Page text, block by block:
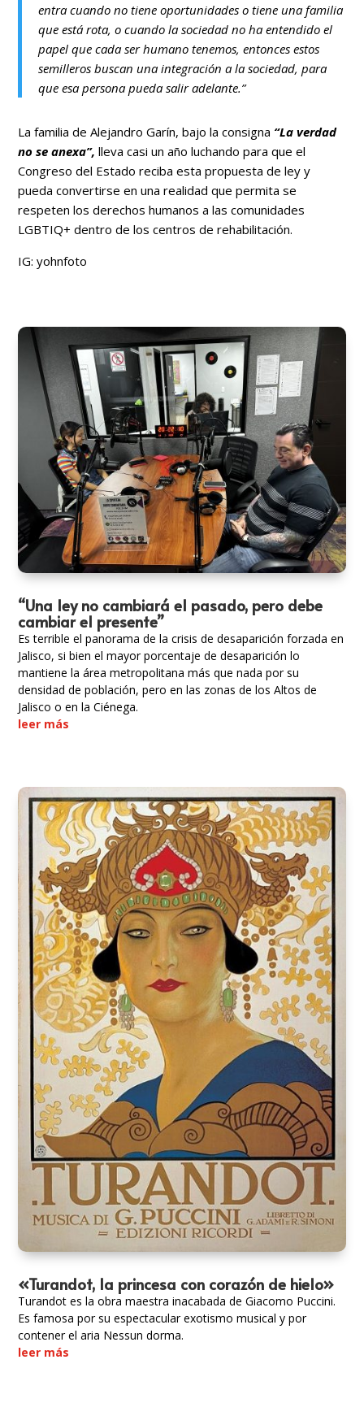
entra cuando no tiene oportunidades o tiene una familia
que está rota, o cuando la sociedad no ha entendido el
papel que cada ser humano tenemos, entonces estos
semilleros buscan una integración a la sociedad, para
que esa persona pueda salir adelante.”
La familia de Alejandro Garín, bajo la consigna “La verdad
no se anexa”, lleva casi un año luchando para que el
Congreso del Estado reciba esta propuesta de ley y
pueda convertirse en una realidad que permita se
respeten los derechos humanos a las comunidades
LGBTIQ+ dentro de los centros de rehabilitación.
IG: yohnfoto
“Una ley no cambiará el pasado, pero debe
cambiar el presente”
Es terrible el panorama de la crisis de desaparición forzada en
Jalisco, si bien el mayor porcentaje de desaparición lo
mantiene la área metropolitana más que nada por su
densidad de población, pero en las zonas de los Altos de
Jalisco o en la Ciénega.
leer más
«Turandot, la princesa con corazón de hielo»
Turandot es la obra maestra inacabada de Giacomo Puccini.
Es famosa por su espectacular exotismo musical y por
contener el aria Nessun dorma.
leer más